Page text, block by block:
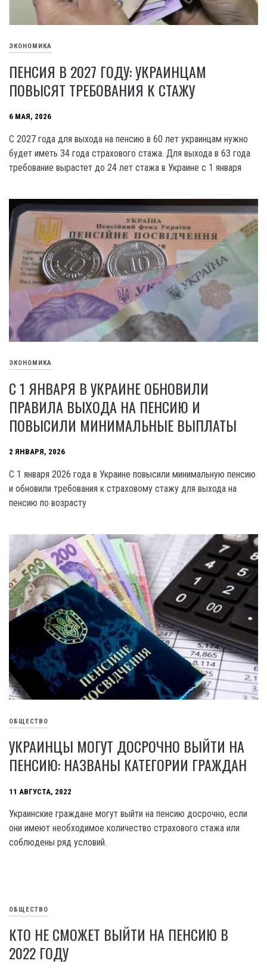
ЭКОНОМИКА
ПЕНСИЯ В 2027 ГОДУ: УКРАИНЦАМ
ПОВЫСЯТ ТРЕБОВАНИЯ К СТАЖУ
6 МАЯ, 2026
С 2027 года для выхода на пенсию в 60 лет украинцам нужно
будет иметь 34 года страхового стажа. Для выхода в 63 года
требование вырастет до 24 лет стажа в Украине с 1 января
ЭКОНОМИКА
С 1 ЯНВАРЯ В УКРАИНЕ ОБНОВИЛИ
ПРАВИЛА ВЫХОДА НА ПЕНСИЮ И
ПОВЫСИЛИ МИНИМАЛЬНЫЕ ВЫПЛАТЫ
2 ЯНВАРЯ, 2026
С 1 января 2026 года в Украине повысили минимальную пенсию
и обновили требования к страховому стажу для выхода на
пенсию по возрасту
ОБЩЕСТВО
УКРАИНЦЫ МОГУТ ДОСРОЧНО ВЫЙТИ НА
ПЕНСИЮ: НАЗВАНЫ КАТЕГОРИИ ГРАЖДАН
11 АВГУСТА, 2022
Украинские граждане могут выйти на пенсию досрочно, если
они имеют необходимое количество страхового стажа или
соблюдены ряд условий.
ОБЩЕСТВО
КТО НЕ СМОЖЕТ ВЫЙТИ НА ПЕНСИЮ В
2022 ГОДУ